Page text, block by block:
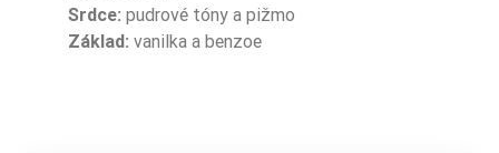
Srdce: pudrové tóny a pižmo
Základ: vanilka a benzoe
Nuty Serca nuty pudrowe